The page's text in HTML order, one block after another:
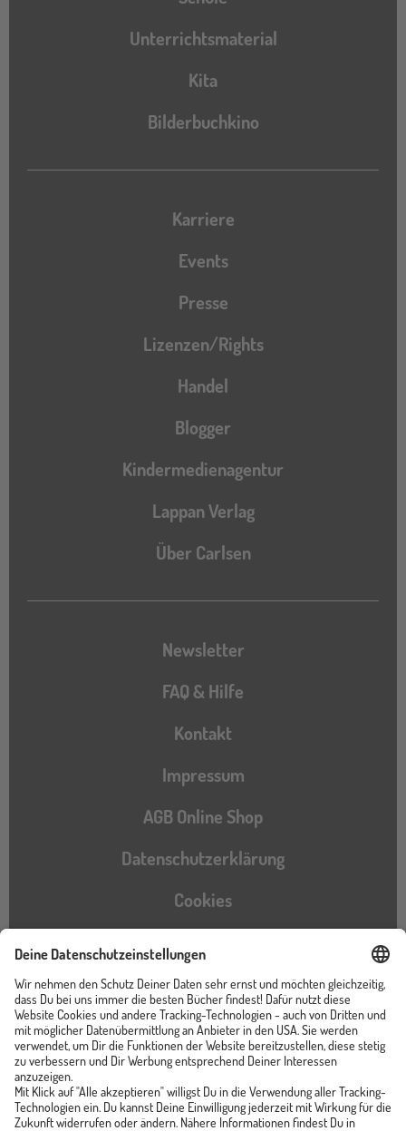
Unterrichtsmaterial
Kita
Bilderbuchkino
Karriere
Events
Presse
Lizenzen/Rights
Handel
Blogger
Kindermedienagentur
Lappan Verlag
Über Carlsen
Newsletter
FAQ & Hilfe
Kontakt
Impressum
AGB Online Shop
Datenschutzerklärung
Cookies
Barrierefreiheitserklärung
Instagram
TikTokPinterestYouTubeFacebook